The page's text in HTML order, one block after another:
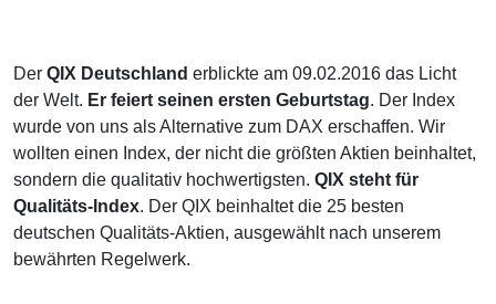
Der QIX Deutschland erblickte am 09.02.2016 das Licht
der Welt. Er feiert seinen ersten Geburtstag. Der Index
wurde von uns als Alternative zum DAX erschaffen. Wir
wollten einen Index, der nicht die größten Aktien beinhaltet,
sondern die qualitativ hochwertigsten. QIX steht für
Qualitäts-Index. Der QIX beinhaltet die 25 besten
deutschen Qualitäts-Aktien, ausgewählt nach unserem
bewährten Regelwerk.